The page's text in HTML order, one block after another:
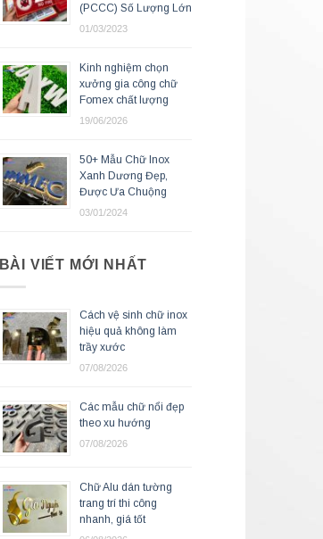
(PCCC) Số Lượng Lớn
01/03/2023
Kinh nghiệm chọn
xưởng gia công chữ
Fomex chất lượng
19/06/2026
50+ Mẫu Chữ Inox
Xanh Dương Đẹp,
Được Ưa Chuộng
03/01/2024
BÀI VIẾT MỚI NHẤT
Cách vệ sinh chữ inox
hiệu quả không làm
trầy xước
07/08/2026
Các mẫu chữ nổi đẹp
theo xu hướng
07/08/2026
Chữ Alu dán tường
trang trí thi công
nhanh, giá tốt